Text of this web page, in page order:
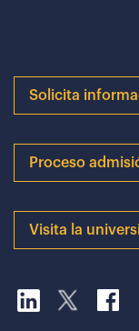
Solicita
Proceso
Visita la